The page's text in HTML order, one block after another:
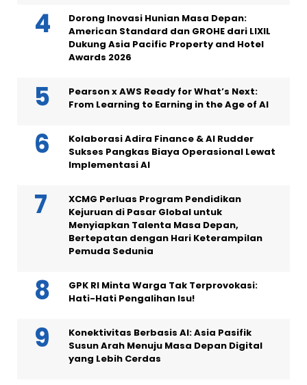
Dorong Inovasi Hunian Masa Depan:
American Standard dan GROHE dari LIXIL
Dukung Asia Pacific Property and Hotel
Awards 2026
Pearson x AWS Ready for What’s Next:
From Learning to Earning in the Age of AI
Kolaborasi Adira Finance & AI Rudder
Sukses Pangkas Biaya Operasional Lewat
Implementasi AI
XCMG Perluas Program Pendidikan
Kejuruan di Pasar Global untuk
Menyiapkan Talenta Masa Depan,
Bertepatan dengan Hari Keterampilan
Pemuda Sedunia
GPK RI Minta Warga Tak Terprovokasi:
Hati-Hati Pengalihan Isu!
Konektivitas Berbasis AI: Asia Pasifik
Susun Arah Menuju Masa Depan Digital
yang Lebih Cerdas